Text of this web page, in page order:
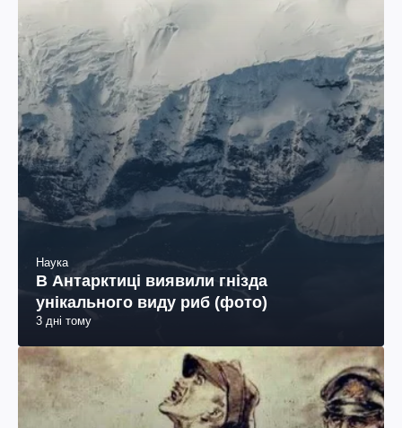
Наука
В Антарктиці виявили гнізда
унікального виду риб (фото)
3 дні тому